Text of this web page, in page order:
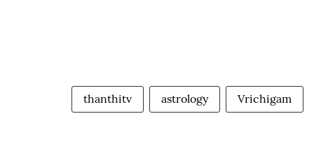
thanthitv astrology Vrichigam